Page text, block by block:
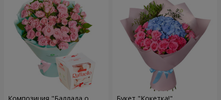
Композиция "Баллада о Букет "Кокетка!"